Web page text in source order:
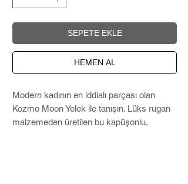
SEPETE EKLE
HEMEN AL
Modern kadının en iddialı parçası olan
Kozmo Moon Yelek ile tanışın. Lüks rugan
malzemeden üretilen bu kapüşonlu,